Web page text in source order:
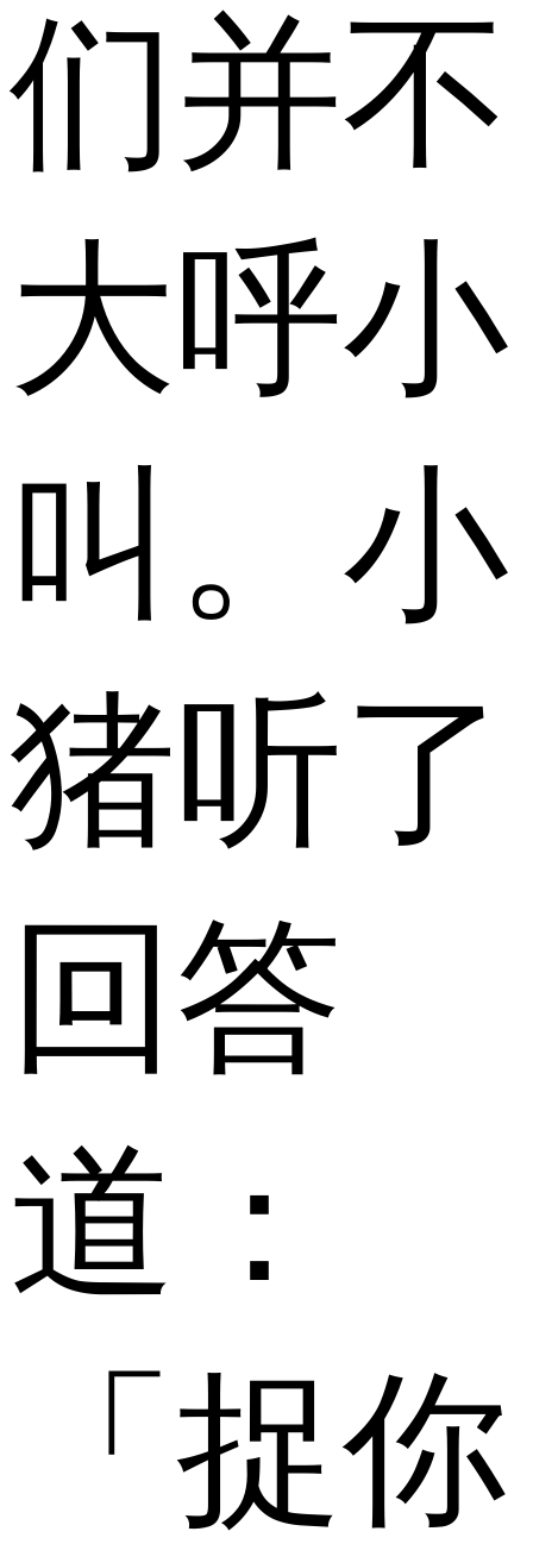
们并不
大呼小
叫。小
猪听了
回答
道：
「捉你